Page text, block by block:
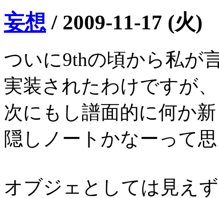
妄想 / 2009-11-17 (火)
ついに9thの頃から私が
実装されたわけですが、
次にもし譜面的に何か
隠しノートかなーって
オブジェとしては見え